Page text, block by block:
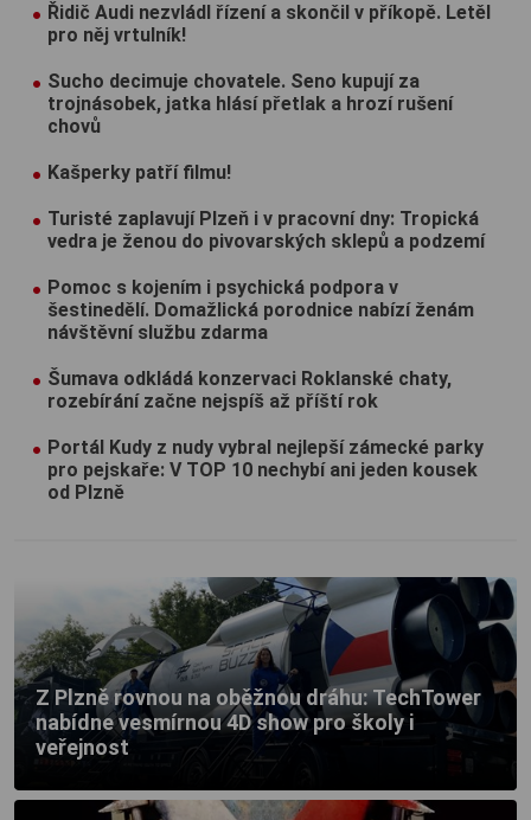
Řidič Audi nezvládl řízení a skončil v příkopě. Letěl
pro něj vrtulník!
Sucho decimuje chovatele. Seno kupují za
trojnásobek, jatka hlásí přetlak a hrozí rušení
chovů
Kašperky patří filmu!
Turisté zaplavují Plzeň i v pracovní dny: Tropická
vedra je ženou do pivovarských sklepů a podzemí
Pomoc s kojením i psychická podpora v
šestinedělí. Domažlická porodnice nabízí ženám
návštěvní službu zdarma
Šumava odkládá konzervaci Roklanské chaty,
rozebírání začne nejspíš až příští rok
Portál Kudy z nudy vybral nejlepší zámecké parky
pro pejskaře: V TOP 10 nechybí ani jeden kousek
od Plzně
Z Plzně rovnou na oběžnou dráhu: TechTower
nabídne vesmírnou 4D show pro školy i
veřejnost